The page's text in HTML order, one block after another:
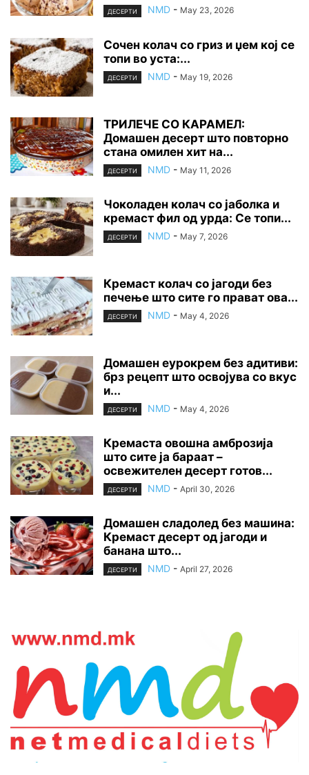
ДЕСЕРТИ NMD - May 23, 2026
Сочен колач со гриз и џем кој се
топи во уста:...
ДЕСЕРТИ NMD - May 19, 2026
ТРИЛЕЧЕ СО КАРАМЕЛ:
Домашен десерт што повторно
стана омилен хит на...
ДЕСЕРТИ NMD - May 11, 2026
Чоколаден колач со јаболка и
кремаст фил од урда: Се топи...
ДЕСЕРТИ NMD - May 7, 2026
Кремаст колач со јагоди без
печење што сите го прават ова...
ДЕСЕРТИ NMD - May 4, 2026
Домашен еурокрем без адитиви:
брз рецепт што освојува со вкус
и...
ДЕСЕРТИ NMD - May 4, 2026
Кремаста овошна амброзија
што сите ја бараат –
освежителен десерт готов...
ДЕСЕРТИ NMD - April 30, 2026
Домашен сладолед без машина:
Кремаст десерт од јагоди и
банана што...
ДЕСЕРТИ NMD - April 27, 2026